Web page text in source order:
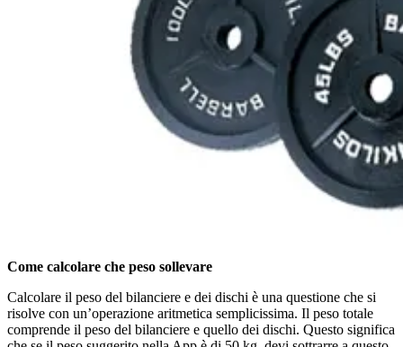
Come calcolare che peso sollevare
Calcolare il peso del bilanciere e dei dischi è una questione che si
risolve con un’operazione aritmetica semplicissima. Il peso totale
comprende il peso del bilanciere e quello dei dischi. Questo significa